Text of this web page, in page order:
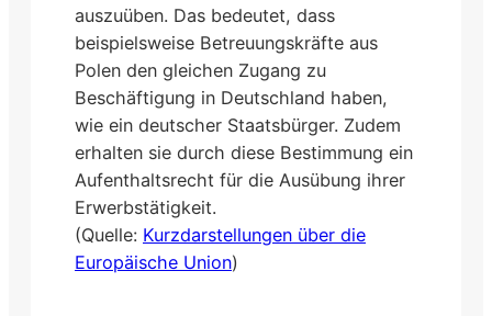
auszuüben. Das bedeutet, dass
beispielsweise Betreuungskräfte aus
Polen den gleichen Zugang zu
Beschäftigung in Deutschland haben,
wie ein deutscher Staatsbürger. Zudem
erhalten sie durch diese Bestimmung ein
Aufenthaltsrecht für die Ausübung ihrer
Erwerbstätigkeit.
(Quelle: Kurzdarstellungen über die
Europäische Union)